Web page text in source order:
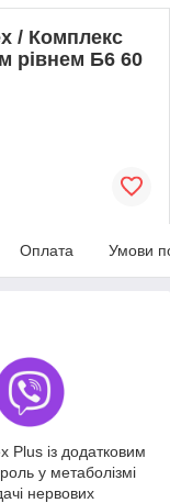
/ Комплекс
рівнем Б6 60
Оплата Умови
із додатковим
у метаболізмі
нервових